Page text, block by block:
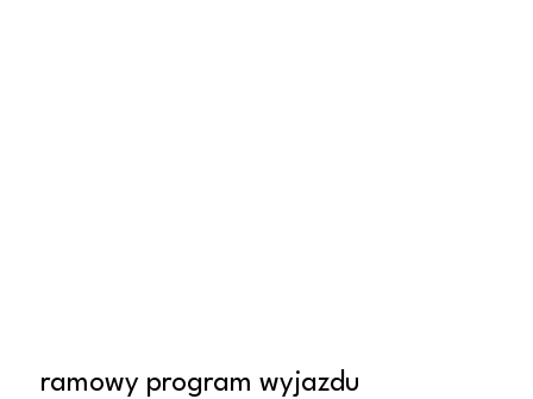
ramowy program wyjazdu